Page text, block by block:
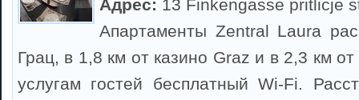
Адрес: 13 Finkengasse pritlicje
Апартаменты Zentral Laura
Грац, в 1,8 км от казино Graz и в 2,3 км от
услугам гостей бесплатный Wi-Fi.